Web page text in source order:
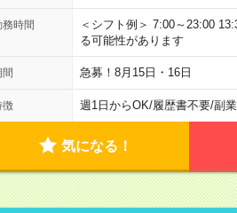
務時間
＜シフト例＞ 7:00～23:00
る可能性があります
間 急募！8月15日・16日
徴 週1日からOK/履歴書不要/副
気になる！